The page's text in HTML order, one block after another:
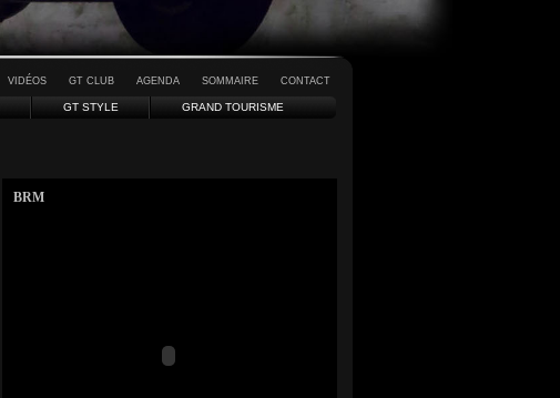
VIDÉOS GT CLUB AGENDA SOMMAIRE CONTACT
GT STYLE GRAND TOURISME
BRM